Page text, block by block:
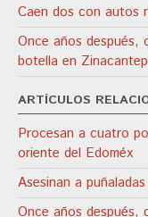
Caen dos con autos
Once años después,
botella en
ARTÍCULOS
Procesan a cuatro
oriente del Edoméx
Asesinan a
Once años después,